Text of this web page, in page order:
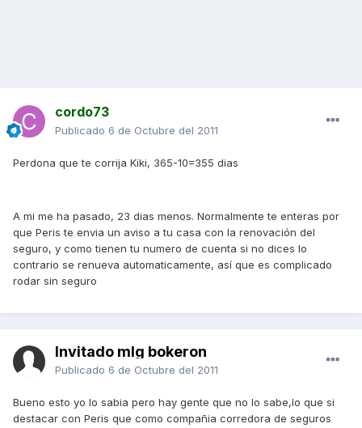
cordo73
Publicado 6 de Octubre del 2011
Perdona que te corrija Kiki, 365-10=355 dias
A mi me ha pasado, 23 dias menos. Normalmente te enteras por
que Peris te envia un aviso a tu casa con la renovación del
seguro, y como tienen tu numero de cuenta si no dices lo
contrario se renueva automaticamente, así que es complicado
rodar sin seguro
Invitado mlg bokeron
Publicado 6 de Octubre del 2011
Bueno esto yo lo sabia pero hay gente que no lo sabe,lo que si
destacar con Peris que como compañia corredora de seguros